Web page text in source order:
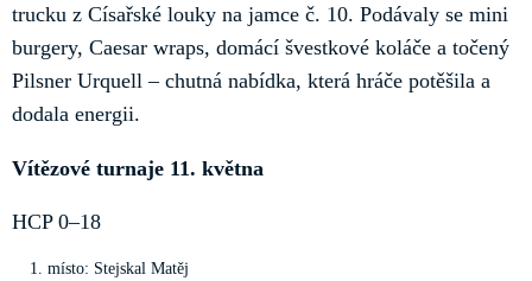
trucku z Císařské louky na jamce č. 10. Podávaly se mini
burgery, Caesar wraps, domácí švestkové koláče a točený
Pilsner Urquell – chutná nabídka, která hráče potěšila a
dodala energii.
Vítězové turnaje 11. května
HCP 0–18
místo: Stejskal Matěj